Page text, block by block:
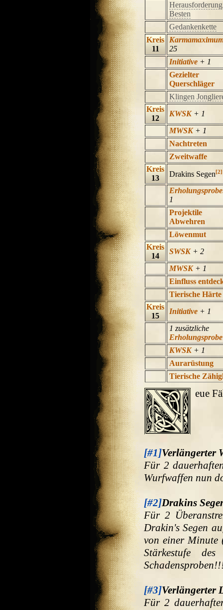
Besten
Gedankenkette
Kreis
11
25
Initiative + 1
Gezielter
Querschläger
Klingen
Kreis
12
KWSK+ 1
MWSK+ 1
Nachtreten
Zweitwaffe
Kreis
13
Drakins Segen[2]
1
Projektile
Abwehren
Löwenmut
Kreis
14
SWSK+ 2
MWSK+ 1
Einfluss
Tierische Härte
Kreis
15
Initiative + 1
1 zusätzliche
Erholungsprobe
KWSK+ 1
Aurarüstung
Tierische
eue
[#1]Verlängerter
Für 2
Wurfwaffen nun
[#2]Drakins
Für 2
Drakin's Segen
von einer Minute
Stärkestufe
[#3]Verlängerter
Für 2